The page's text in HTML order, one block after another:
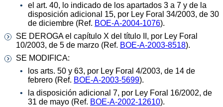
el art. 40, lo indicado de los apartados 3 a 7 y de la
disposición adicional 15, por Ley Foral 34/2003, de 30
de diciembre (Ref. BOE-A-2004-1076).
SE DEROGA el capítulo X del título II, por Ley Foral
10/2003, de 5 de marzo (Ref. BOE-A-2003-8518).
SE MODIFICA:
los arts. 50 y 63, por Ley Foral 4/2003, de 14 de
febrero (Ref. BOE-A-2003-5699).
la disposición adicional 7, por Ley Foral 16/2002, de
31 de mayo (Ref. BOE-A-2002-12610).